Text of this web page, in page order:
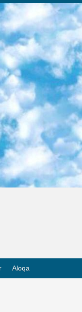
Они помогут вам обрести новые и освежить старые знания бесплатно. 1. «ИНТУИТ» Старейшая образовательная площадка Рунета. Здесь вы найдёте сотни текстовых и видеокурсов на десятки различных тем — от программирования до психологии. Многие курсы подготовлены российскими университетами и крупными международными компаниями вроде Intel и Microsoft. Самостоятельное обучение бесплатное, но желающие могут оплатить услуги персональных наставников. 2. «Смартия» знакомит с актуальными профессиями и подсказывает, как им обучаться. Выбрав заинтересовавшую вас специальность — SMM-специалист, фотограф, веб-дизайнер или другую, — увидите список необходимых для неё умений. Чтобы вы могли освоить их самостоятельно, для каждого умения площадка отображает подборку ссылок на учебные материалы. Хотя «Смартия» ориентируется на русскоязычную аудиторию, часть контента всё же доступна только на английском. 3. «Лекторий Физтеха» Проект Московского физико-технического института (Физтеха). С его помощью вы можете смотреть онлайн серии лекций, записанные на видео в этом вузе. В числе доступных предметов — физика, биология, химия, информационные технологии и другие. К некоторым лекциям администрация ресурса прилагает готовые конспекты, которые можно скачивать в PDF-формате. 4. ITMOcourses Онлайн-площадка Санкт-Петербургского национального исследовательского университета информационных технологий, механики и оптики (ИТМО). Ресурс предоставляет свободный доступ к курсам, разработанным в этом вузе. Каталог материалов разбит на четыре категории: «Оптические системы и технологии»,
Aloqa